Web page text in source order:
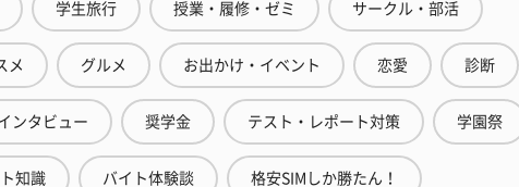
学生旅行 授業・履修・ゼミ サークル・部活
メ グルメ お出かけ・イベント 恋愛 診断
ンタビュー 奨学金 テスト・レポート対策 学園祭
知識 バイト体験談 格安SIMしか勝たん！